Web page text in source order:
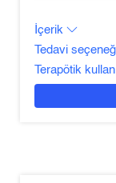
İçerik
Tedavi
Terapötik